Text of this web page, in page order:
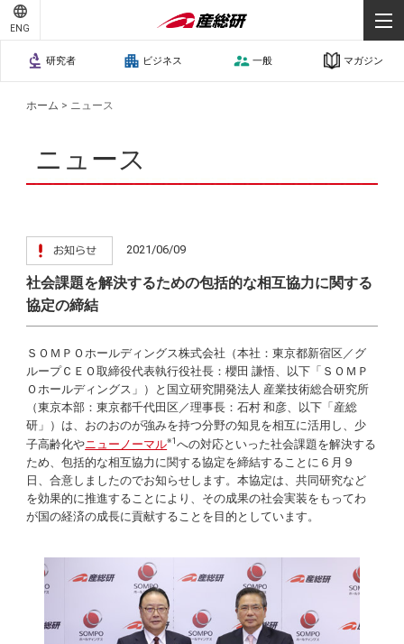
ENG
研究者 ビジネス 一般 マガジン
ホーム > ニュース
ニュース
2021/06/09
社会課題を解決するための包括的な相互協力に関する
協定の締結
ＳＯＭＰＯホールディングス株式会社（本社：東京都新宿区／グ
ループＣＥＯ取締役代表執行役社長：櫻田 謙悟、以下「ＳＯＭＰ
Ｏホールディングス」）と国立研究開発法人 産業技術総合研究所
（東京本部：東京都千代田区／理事長：石村 和彦、以下「産総
研」）は、おのおのが強みを持つ分野の知見を相互に活用し、少
子高齢化やニューノーマル※1 への対応といった社会課題を解決する
ため、包括的な相互協力に関する協定を締結することに６月９
日、合意しましたのでお知らせします。本協定は、共同研究など
を効果的に推進することにより、その成果の社会実装をもってわ
が国の経済の成長に貢献することを目的としています。